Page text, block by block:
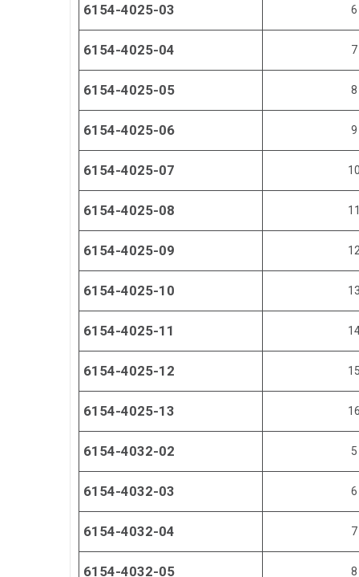
6154-4025-03 6
6154-4025-04 7
6154-4025-05 8
6154-4025-06 9
6154-4025-07 10
6154-4025-08 11
6154-4025-09 12
6154-4025-10 13
6154-4025-11
6154-4025-12 15
6154-4025-13 16
6154-4032-02 5
6154-4032-03 6
6154-4032-04 7
6154-4032-05 8